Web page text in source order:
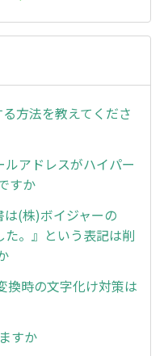
方法を教えてくださ
アドレスがハイパー
すか
(株)ボイジャーの
。』という表記は削
換時の文字化け対策は
すか